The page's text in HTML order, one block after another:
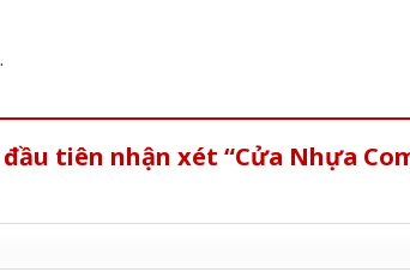
tiên nhận xét “Cửa Nhựa